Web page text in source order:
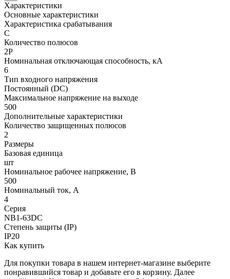
Характеристики
Основные характеристики
Характеристика срабатывания
C
Количество полюсов
2P
Номинальная отключающая способность, кА
6
Тип входного напряжения
Постоянный (DC)
Максимальное напряжение на выходе
500
Дополнительные характеристики
Количество защищенных полюсов
2
Размеры
Базовая единица
шт
Номинальное рабочее напряжение, В
500
Номинальный ток, А
4
Серия
NB1-63DC
Степень защиты (IP)
IP20
Как купить
Для покупки товара в нашем интернет-магазине выберите
понравившийся товар и добавьте его в корзину. Далее